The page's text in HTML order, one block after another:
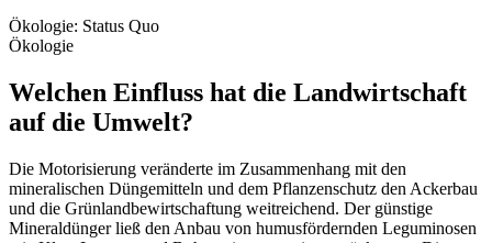
Ökologie: Status Quo
Ökologie
Welchen Einfluss hat die Landwirtschaft
auf die Umwelt?
Die Motorisierung veränderte im Zusammenhang mit den
mineralischen Düngemitteln und dem Pflanzenschutz den Ackerbau
und die Grünlandbewirtschaftung weitreichend. Der günstige
Mineraldünger ließ den Anbau von humusfördernden Leguminosen